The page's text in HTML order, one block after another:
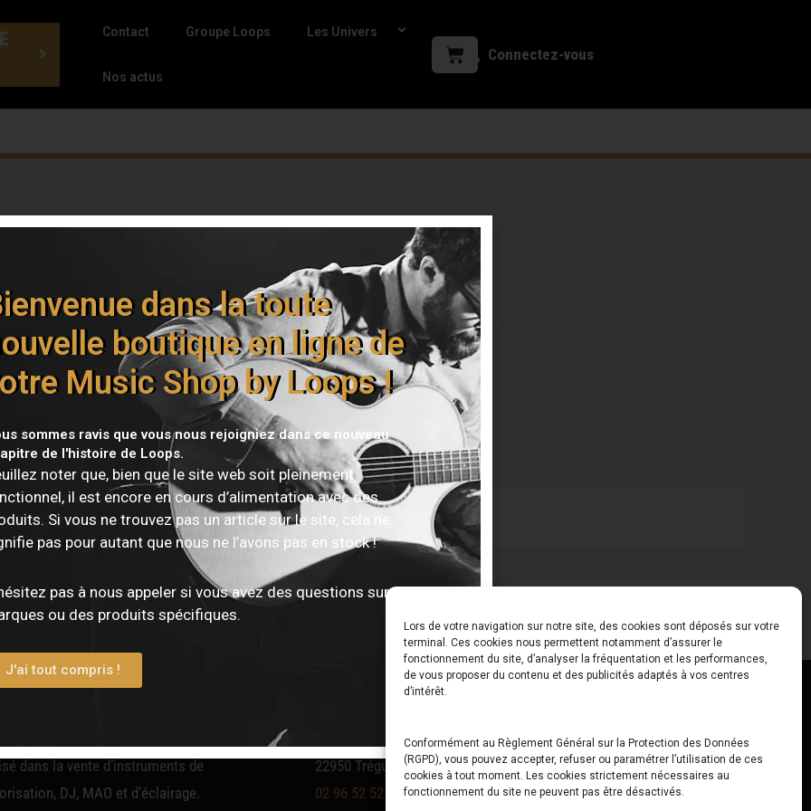
Lors de votre navigation sur notre site, des cookies sont déposés sur votre
terminal. Ces cookies nous permettent notamment d’assurer le
fonctionnement du site, d’analyser la fréquentation et les performances,
de vous proposer du contenu et des publicités adaptés à vos centres
d’intérêt.
Conformément au Règlement Général sur la Protection des Données
(RGPD), vous pouvez accepter, refuser ou paramétrer l’utilisation de ces
cookies à tout moment. Les cookies strictement nécessaires au
fonctionnement du site ne peuvent pas être désactivés.
Contact Groupe Loops Les Univers
Nos actus
Connectez-vous
The Music Shop by Loops est un
dans la vente d’instruments de
DJ, MAO et d’éclairage.
Contact
1 Rue Michel Audiard
22950 Trégueux
02 96 52 52 52
Du Lundi au Vendredi
10h00 – 12h30 // 14h00 –
19h00
dans la toute
boutique en ligne de
Music Shop by Loops !
sommes ravis que vous nous rejoigniez dans ce nouveau
de l'histoire de Loops.
noter que, bien que le site web soit pleinement
il est encore en cours d’alimentation avec des
Si vous ne trouvez pas un article sur le site, cela ne
pas pour autant que nous ne l’avons pas en stock !
pas à nous appeler si vous avez des questions sur des
ou des produits spécifiques.
J'ai tout compris !